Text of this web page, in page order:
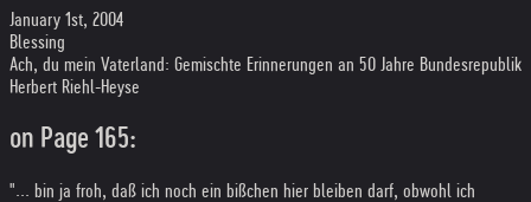
January 1st, 2004
Blessing
Ach, du mein Vaterland: Gemischte Erinnerungen an 50 Jahre Bundesrepublik
Herbert Riehl-Heyse
on Page 165:
"... bin ja froh, daß ich noch ein bißchen hier bleiben darf, obwohl ich